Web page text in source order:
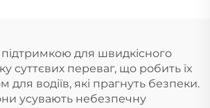
для швидкісного
суттєвих переваг, що робить їх
водіїв, які прагнуть безпеки.
усувають небезпечну